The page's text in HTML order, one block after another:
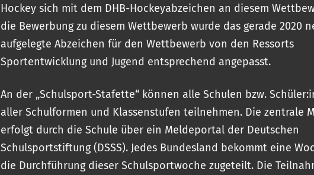
Hockey sich mit dem DHB-Hockeyabzeichen an diesem
die Bewerbung zu diesem Wettbewerb wurde das gerade 2020
aufgelegte Abzeichen für den Wettbewerb von den Ressorts
Sportentwicklung und Jugend entsprechend angepasst.
An der „Schulsport-Stafette“ können alle Schulen bzw.
aller Schulformen und Klassenstufen teilnehmen. Die zentrale
erfolgt durch die Schule über ein Meldeportal der Deutschen
Schulsportstiftung (DSSS). Jedes Bundesland bekommt eine
die Durchführung dieser Schulsportwoche zugeteilt. Die